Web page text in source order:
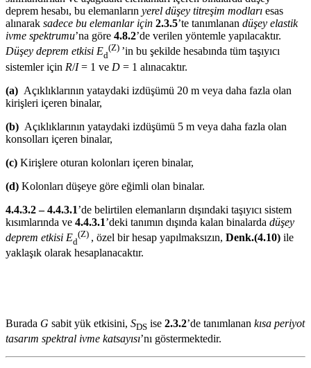
deprem hesabı, bu elemanların yerel düşey titreşim modları esas
alınarak sadece bu elemanlar için 2.3.5’te tanımlanan düşey elastik
ivme spektrumu’na göre 4.8.2’de verilen yöntemle yapılacaktır.
Düşey deprem etkisi Ed
(Z) ’in bu şekilde hesabında tüm taşıyıcı
sistemler için R/I= 1 ve D = 1 alınacaktır.
(a) Açıklıklarının yataydaki izdüşümü 20 m veya daha fazla olan
kirişleri içeren binalar,
(b) Açıklıklarının yataydaki izdüşümü 5 m veya daha fazla olan
konsolları içeren binalar,
(c) Kirişlere oturan kolonları içeren binalar,
(d) Kolonları düşeye göre eğimli olan binalar.
4.4.3.2 – 4.4.3.1’de belirtilen elemanların dışındaki taşıyıcı sistem
kısımlarında ve 4.4.3.1’deki tanımın dışında kalan binalarda düşey
deprem etkisi Ed
(Z) , özel bir hesap yapılmaksızın, Denk.(4.10) ile
yaklaşık olarak hesaplanacaktır.
Burada G sabit yük etkisini, SDS ise 2.3.2’de tanımlanan kısa periyot
tasarım spektral ivme katsayısı’nı göstermektedir.